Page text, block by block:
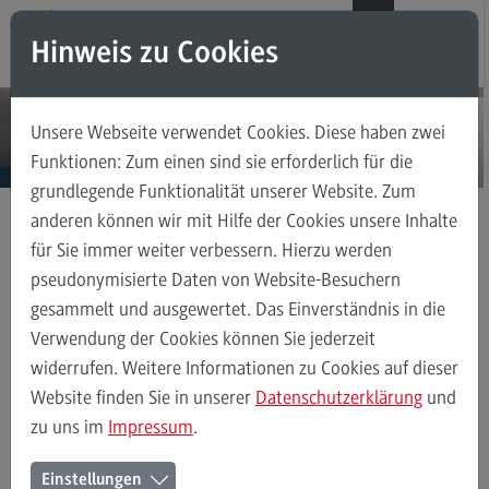
Direkt zum Inhalt
Direkt zum Hauptmenu
Direkt zum Footer
Modul-O-Mat
Masterstudiengänge
Accounting, Controlling, Taxation
Accounting, Controlling, Taxation
Modulangebot
Berufsperspektiven
Kontakt
Advanced Practice in Healthcare
Advanced Practice in Healthcare
Rahmenbedingungen
Masterstudiengänge Maschinenbau Kontakt
Maschinenbau
Profil-O-Mat Maschinenbau
(External link)
Ihr Kontakt zum Master
Hinweis zu Cookies
Unsere Webseite verwendet Cookies. Diese haben zwei
Funktionen: Zum einen sind sie erforderlich für die
grundlegende Funktionalität unserer Website. Zum
anderen können wir mit Hilfe der Cookies unsere Inhalte
für Sie immer weiter verbessern. Hierzu werden
pseudonymisierte Daten von Website-Besuchern
gesammelt und ausgewertet. Das Einverständnis in die
Verwendung der Cookies können Sie jederzeit
widerrufen. Weitere Informationen zu Cookies auf dieser
Website finden Sie in unserer Datenschutzerklärung und
zu uns im Impressum.
Einstellungen